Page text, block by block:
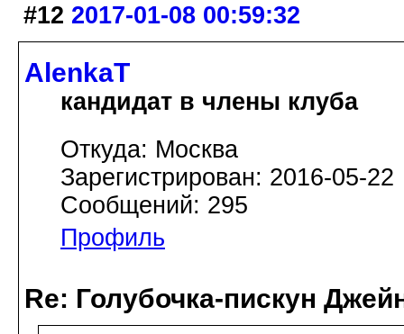
#12 2017-01-08 00:59:32
AlenkaT
кандидат в члены клуба
Откуда: Москва
Зарегистрирован: 2016-05-22
Сообщений: 295
Профиль
Re: Голубочка-пискун